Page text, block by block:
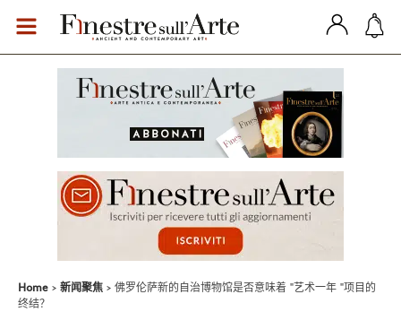
Home 新闻聚焦
佛罗伦萨新的自治博物馆是否意味着 "艺术一年 "项目的
终结？